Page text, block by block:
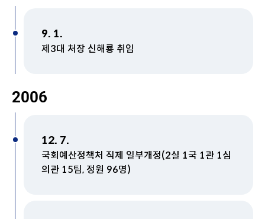
9. 1.
제3대 처장 신해룡 취임
2006
12. 7.
국회예산정책처 직제 일부개정(2실 1국 1관 1심
의관 15팀, 정원 96명)